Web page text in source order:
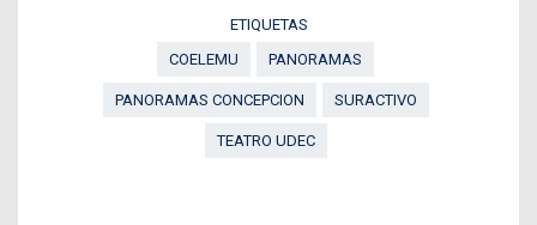
ETIQUETAS
COELEMU
PANORAMAS
PANORAMAS CONCEPCION SURACTIVO
TEATRO UDEC